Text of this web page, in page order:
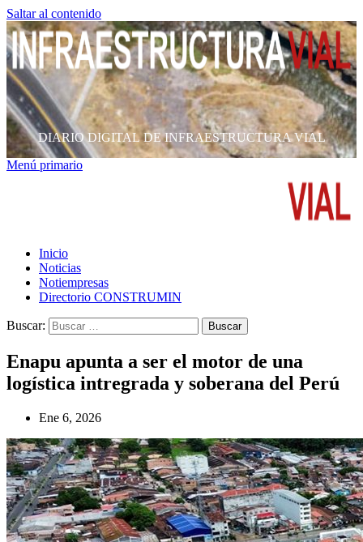
Saltar al contenido
DIARIO DIGITAL DE INFRAESTRUCTURA VIAL
Menú primario
Inicio
Noticias
Notiempresas
Directorio CONSTRUMIN
Buscar:
Enapu apunta a ser el motor de una
logística intregrada y soberana del Perú
Ene 6, 2026